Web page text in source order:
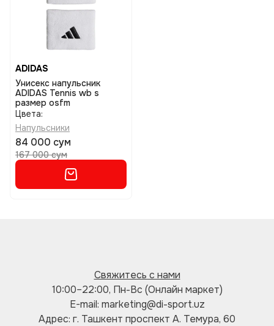
ADIDAS
Унисекс напульсник
ADIDAS Tennis wb s
размер osfm
Цвета:
Напульсники
84 000 сум
167 000 сум
Свяжитесь с нами
10:00–22:00, Пн-Вс (Онлайн маркет)
E-mail: marketing@di-sport.uz
Адрес: г. Ташкент проспект А. Темура, 60